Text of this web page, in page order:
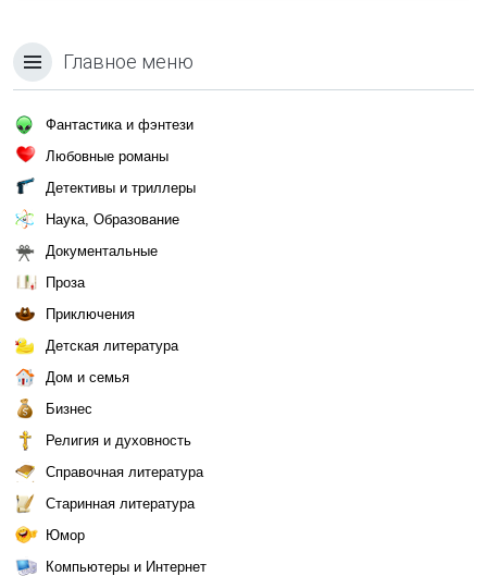
Главное меню
Фантастика и фэнтези
Любовные романы
Детективы и триллеры
Наука, Образование
Документальные
Проза
Приключения
Детская литература
Дом и семья
Бизнес
Религия и духовность
Справочная литература
Старинная литература
Юмор
Компьютеры и Интернет